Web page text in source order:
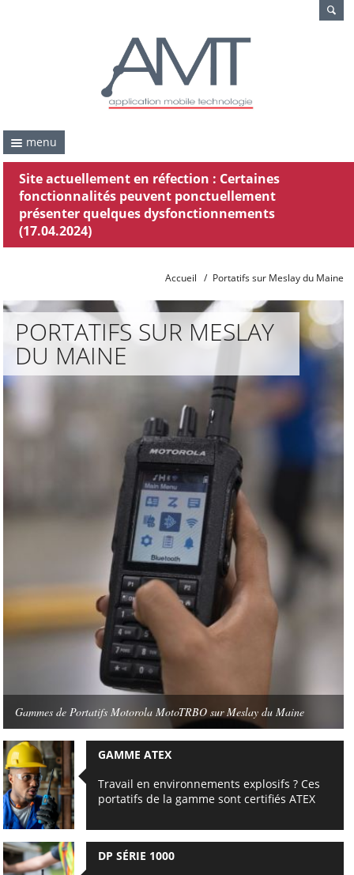
menu
Site actuellement en réfection : Certaines
fonctionnalités peuvent ponctuellement
présenter quelques dysfonctionnements
(17.04.2024)
Accueil / Portatifs sur Meslay du Maine
PORTATIFS SUR MESLAY
DU MAINE
Gammes de Portatifs Motorola MotoTRBO sur Meslay du Maine
GAMME ATEX
Travail en environnements explosifs ? Ces
portatifs de la gamme sont certifiés ATEX
DP SÉRIE 1000